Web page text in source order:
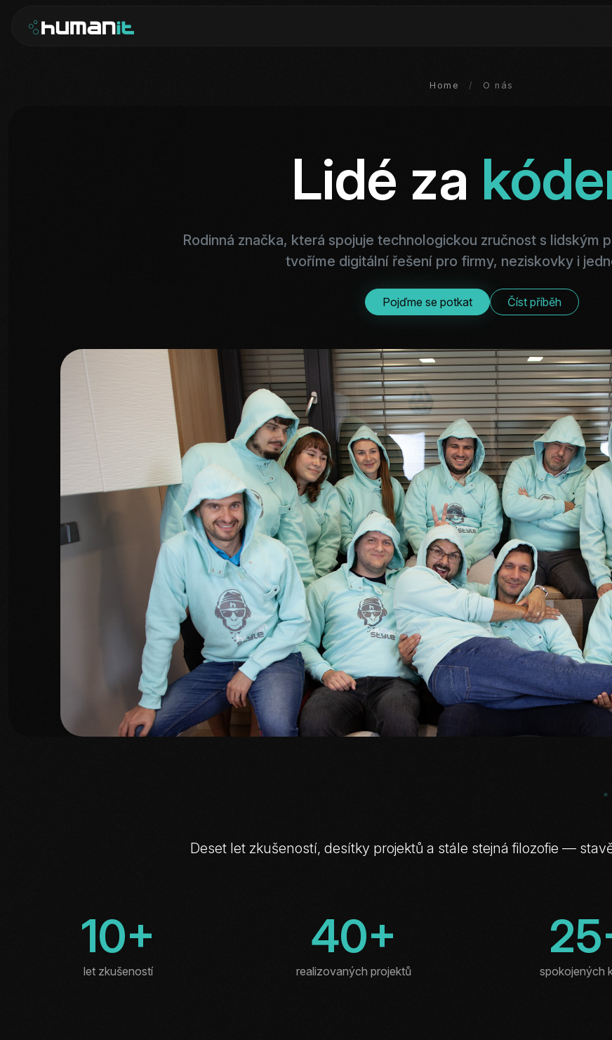
Home / O nás
Lidé za
Rodinná značka, která spojuje technologickou zručnost s lidským
tvoříme digitální řešení pro firmy, neziskovky i
Pojďme se potkat Číst příběh
Deset let zkušeností, desítky projektů a stále stejná filozofie —
10+
let zkušeností
40+
realizovaných projektů spokojených